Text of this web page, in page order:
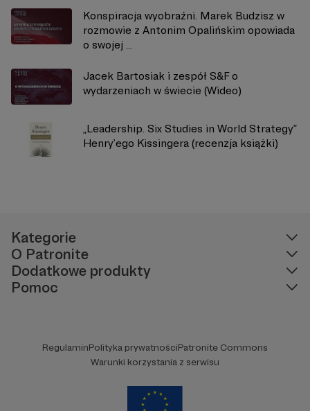
Konspiracja wyobraźni. Marek Budzisz w
rozmowie z Antonim Opalińskim opowiada
o swojej ...
Jacek Bartosiak i zespół S&F o
wydarzeniach w świecie (Wideo)
„Leadership. Six Studies in World Strategy”
Henry’ego Kissingera (recenzja książki)
Kategorie
O Patronite
Dodatkowe produkty
Pomoc
RegulaminPolityka prywatnościPatronite Commons
Warunki korzystania z serwisu